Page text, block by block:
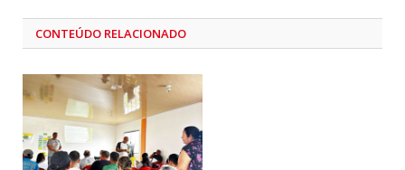
CONTEÚDO RELACIONADO